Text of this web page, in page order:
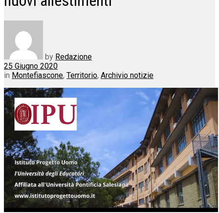
by Redazione
25 Giugno 2020
in Montefiascone, Territorio, Archivio notizie